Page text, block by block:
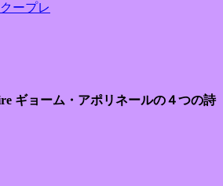
ープレ
ギョーム・アポリネールの４つの詩